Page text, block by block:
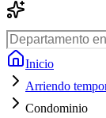
Inicio
Arriendo
Condominio